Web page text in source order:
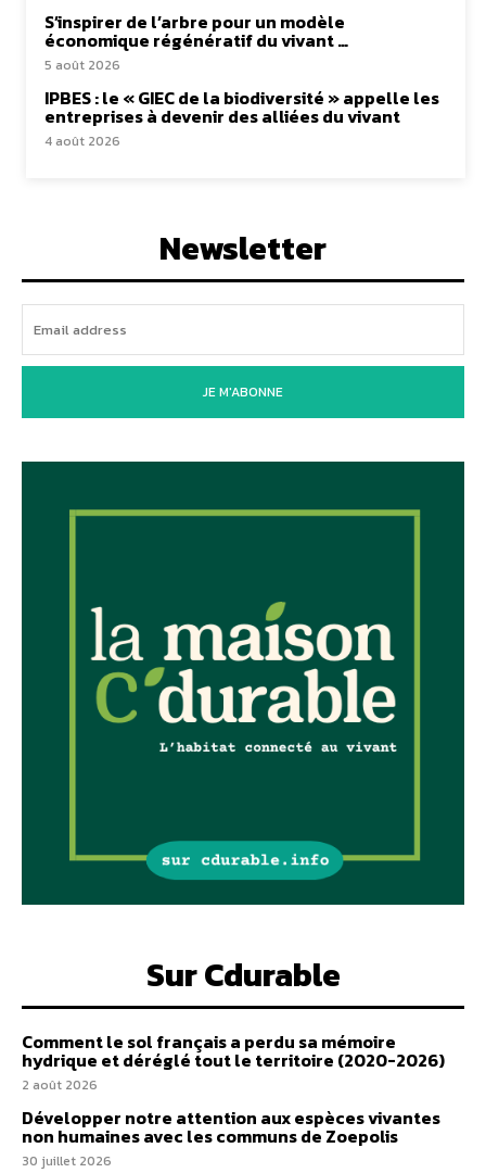
S’inspirer de l’arbre pour un modèle
économique régénératif du vivant …
5 août 2026
IPBES : le « GIEC de la biodiversité » appelle les
entreprises à devenir des alliées du vivant
4 août 2026
Newsletter
JE M'ABONNE
Sur Cdurable
Comment le sol français a perdu sa mémoire
hydrique et déréglé tout le territoire (2020-2026)
2 août 2026
Développer notre attention aux espèces vivantes
non humaines avec les communs de Zoepolis
30 juillet 2026